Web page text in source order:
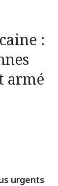
:
armé
urgents